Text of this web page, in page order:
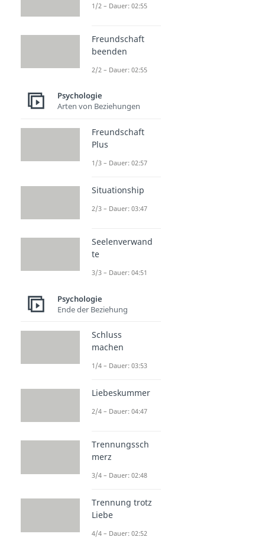
1/2 – Dauer: 02:55
Freundschaft
beenden
2/2 – Dauer: 02:55
Psychologie
Arten von Beziehungen
Freundschaft
Plus
1/3 – Dauer: 02:57
Situationship
2/3 – Dauer: 03:47
Seelenverwand
te
3/3 – Dauer: 04:51
Psychologie
Ende der Beziehung
Schluss
machen
1/4 – Dauer: 03:53
Liebeskummer
2/4 – Dauer: 04:47
Trennungssch
merz
3/4 – Dauer: 02:48
Trennung trotz
Liebe
4/4 – Dauer: 02:52